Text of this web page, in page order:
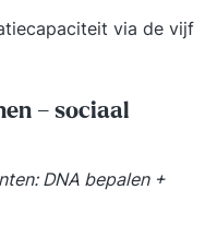
via de vijf
– sociaal
DNA bepalen +